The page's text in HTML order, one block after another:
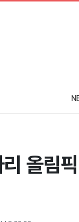
올림